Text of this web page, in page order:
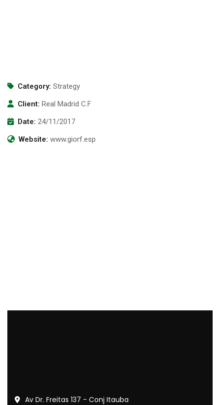
Category: Strategy
Client: Real Madrid C.F
Date: 24/11/2017
Website: www.giorf.esp
Av Dr. Freitas 137 - Conj Itauba